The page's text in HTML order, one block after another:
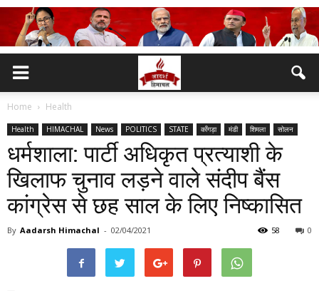
Home Health
Health HIMACHAL News POLITICS STATE काँगड़ा मंडी शिमला सोलन
धर्मशाला: पार्टी अधिकृत प्रत्याशी के
खिलाफ चुनाव लड़ने वाले संदीप बैंस
कांग्रेस से छह साल के लिए निष्कासित
By Aadarsh Himachal - 02/04/2021 0
58